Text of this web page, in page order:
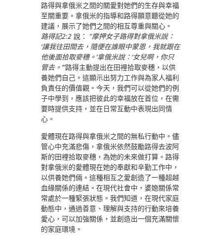
路得與拿俄米之間的關愛對她們的生存與幸福
至關重要。拿俄米的指導和路得願意聽從她的
建議，展示了她們之間的相互尊重與關心。
路得記2:2 說： “摩押女子路得對拿俄米說：
‘讓我往田間去，隨便在誰眼中蒙恩，我就跟在
他後面拾取麥穗。’拿俄米說：‘女兒啊，你只
管去。’”路得主動提出在田裡拾取麥穗，以供
養她們自己。這顯示出努力工作與為家人福利
負責任的價值觀。今天，我們可以從她們的例
子中學到，應該把彼此的幸福放在首位，在需
要時提供支持，並在日常互動中表現出同情
心。
愛體現在路得與拿俄米之間的無私行動中。儘
管心中充滿悲傷，拿俄米依然鼓勵路得去波阿
斯的田裡拾取麥穗，為她的未來做打算。路得
對拿俄米的愛體現在她的奉獻和辛勤工作中，
以供養她們倆。這種相互之愛創造了一種超越
血緣關係的連結。在現代社會中，婆媳關係常
常處於一種緊張狀態。我們知道，在現代家庭
動態中，通過善意、理解與支持的行動來培養
愛心，可以加強關係，並創造出一個充滿關懷
的家庭環境。